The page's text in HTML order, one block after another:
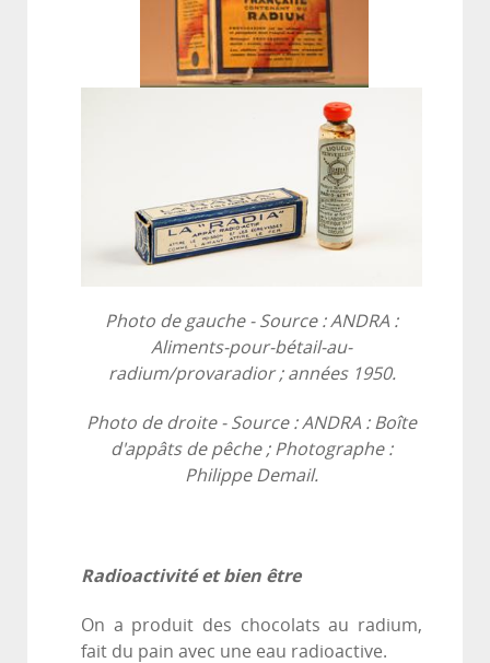
Photo de gauche -Source : ANDRA :
Aliments-pour-bétail-au-
radium/provaradior ; années 1950.
Photo de droite -Source : ANDRA : Boîte
d'appâts de pêche ; Photographe :
Philippe Demail.
Radioactivité et bien être
On a produit des chocolats au radium,
fait du pain avec une eau radioactive.